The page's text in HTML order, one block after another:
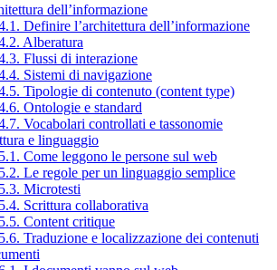
dell’informazione
Definire l’architettura dell’informazione
Alberatura
Flussi di interazione
Sistemi di navigazione
Tipologie di contenuto (content type)
Ontologie e standard
Vocabolari controllati e tassonomie
e linguaggio
Come leggono le persone sul web
Le regole per un linguaggio semplice
Microtesti
Scrittura collaborativa
Content critique
Traduzione e localizzazione dei contenuti